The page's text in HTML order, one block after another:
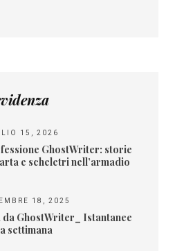
15, 2026
GhostWriter: storie
e scheletri nell’armadio
18, 2025
da GhostWriter_ Istantanee
settimana